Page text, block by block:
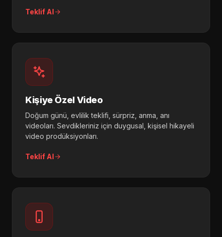
Teklif Al
Kişiye Özel Video
Doğum günü, evlilik teklifi, sürpriz, anma, anı
videoları. Sevdikleriniz için duygusal, kişisel hikayeli
video prodüksiyonları.
Teklif Al